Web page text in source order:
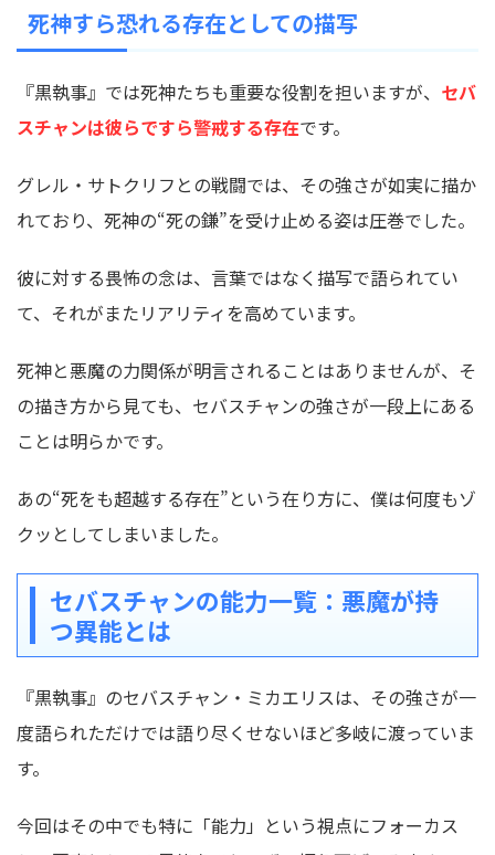
死神すら恐れる存在としての描写
『黒執事』では死神たちも重要な役割を担いますが、 セバ
スチャンは彼らですら警戒する存在です。
グレル・サトクリフとの戦闘では、その強さが如実に描か
れており、死神の“死の鎌”を受け止める姿は圧巻でした。
彼に対する畏怖の念は、言葉ではなく描写で語られてい
て、それがまたリアリティを高めています。
死神と悪魔の力関係が明言されることはありませんが、そ
の描き方から見ても、セバスチャンの強さが一段上にある
ことは明らかです。
あの“死をも超越する存在”という在り方に、僕は何度もゾ
クッとしてしまいました。
セバスチャンの能力一覧：悪魔が持
つ異能とは
『黒執事』のセバスチャン・ミカエリスは、その強さが一
度語られただけでは語り尽くせないほど多岐に渡っていま
す。
今回はその中でも特に「能力」という視点にフォーカス